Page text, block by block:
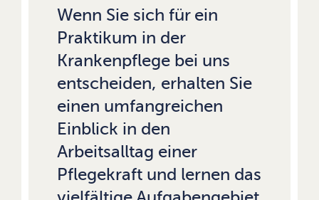
Wenn Sie sich für ein
Praktikum in der
Krankenpflege bei uns
entscheiden, erhalten Sie
einen umfangreichen
Einblick in den
Arbeitsalltag einer
Pflegekraft und lernen das